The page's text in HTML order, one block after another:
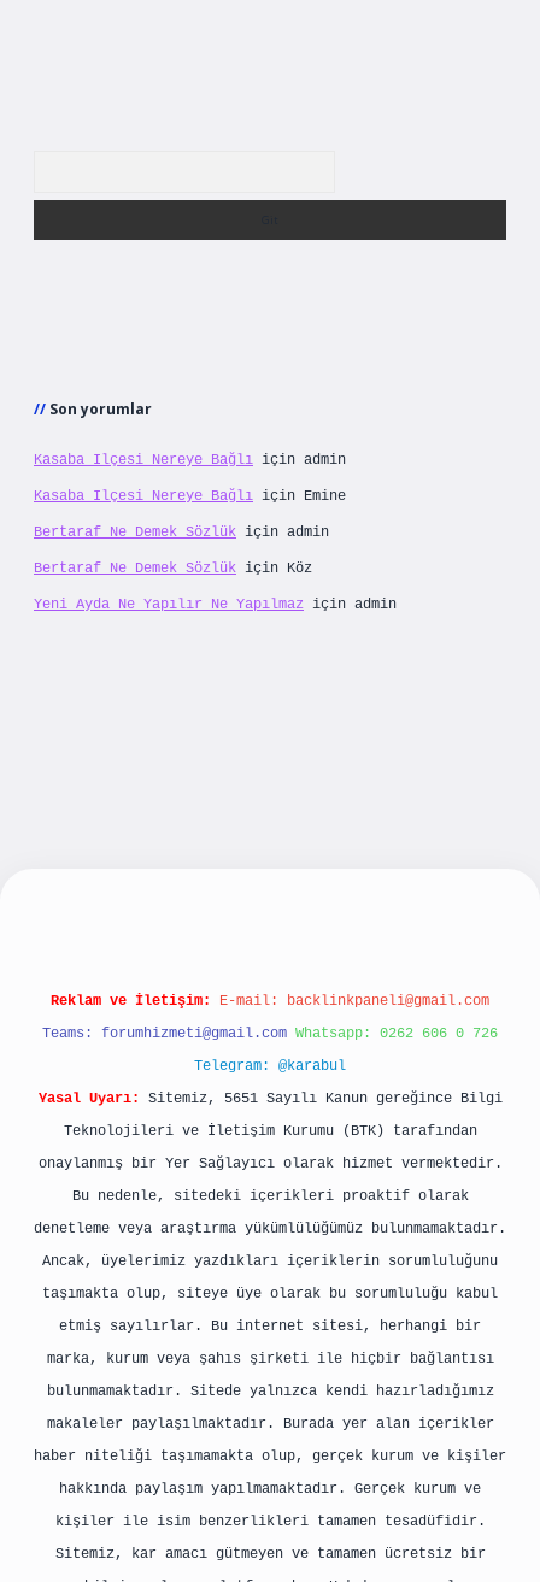
Son yorumlar
Kasaba Ilçesi Nereye Bağlı için admin
Kasaba Ilçesi Nereye Bağlı için Emine
Bertaraf Ne Demek Sözlük için admin
Bertaraf Ne Demek Sözlük için Köz
Yeni Ayda Ne Yapılır Ne Yapılmaz için admin
Reklam ve İletişim: E-mail: backlinkpaneli@gmail.com
Teams: forumhizmeti@gmail.com Whatsapp: 0262 606 0 726
Telegram: @karabul
Yasal Uyarı:
Sitemiz, 5651 Sayılı Kanun gereğince Bilgi
Teknolojileri ve İletişim Kurumu (BTK) tarafından
onaylanmış bir Yer Sağlayıcı olarak hizmet vermektedir.
Bu nedenle, sitedeki içerikleri proaktif olarak
denetleme veya araştırma yükümlülüğümüz bulunmamaktadır.
Ancak, üyelerimiz yazdıkları içeriklerin sorumluluğunu
taşımakta olup, siteye üye olarak bu sorumluluğu kabul
etmiş sayılırlar. Bu internet sitesi, herhangi bir
marka, kurum veya şahıs şirketi ile hiçbir bağlantısı
bulunmamaktadır. Sitede yalnızca kendi hazırladığımız
makaleler paylaşılmaktadır. Burada yer alan içerikler
haber niteliği taşımamakta olup, gerçek kurum ve kişiler
hakkında paylaşım yapılmamaktadır. Gerçek kurum ve
kişiler ile isim benzerlikleri tamamen tesadüfidir.
Sitemiz, kar amacı gütmeyen ve tamamen ücretsiz bir